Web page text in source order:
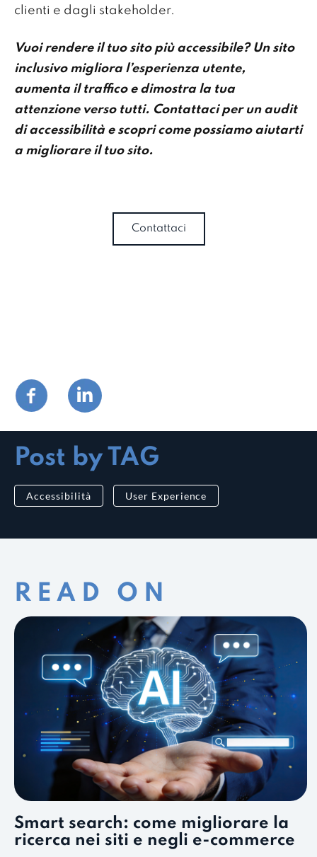
clienti e dagli stakeholder.
Vuoi rendere il tuo sito più accessibile? Un sito
inclusivo migliora l’esperienza utente,
aumenta il traffico e dimostra la tua
attenzione verso tutti. Contattaci per un audit
di accessibilità e scopri come possiamo aiutarti
a migliorare il tuo sito.
Contattaci
Post by TAG
Accessibilità User Experience
READ ON
Smart search: come migliorare la
ricerca nei siti e negli e-commerce